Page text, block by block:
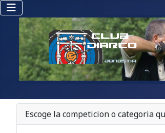
Escoge la competicion o categoria